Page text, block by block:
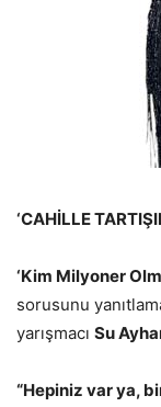
‘CAHİLLE
‘Kim Milyoner
sorusunu
yarışmacı Su
“Hepiniz var ya,